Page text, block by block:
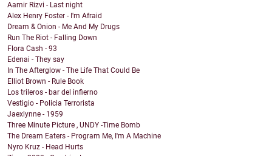
Aamir Rizvi - Last night
Alex Henry Foster - I'm Afraid
Dream & Onion - Me And My Drugs
Run The Riot - Falling Down
Flora Cash - 93
Edenai - They say
In The Afterglow - The Life That Could Be
Elliot Brown - Rule Book
Los trileros - bar del infierno
Vestigio - Policia Terrorista
Jaexlynne - 1959
Three Minute Picture , UNDY -Time Bomb
The Dream Eaters - Program Me, I'm A Machine
Nyro Kruz - Head Hurts